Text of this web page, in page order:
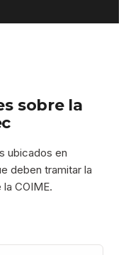
sobre la
ubicados en
deben tramitar la
COIME.